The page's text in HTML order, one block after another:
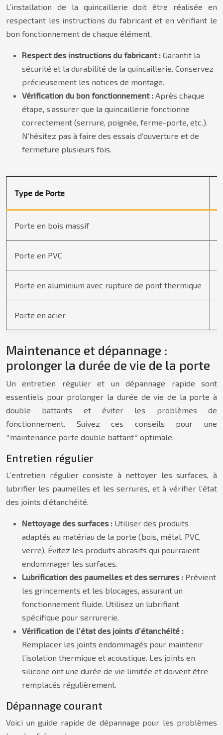
L’installation de la quincaillerie doit être réalisée en
respectant les instructions du fabricant et en vérifiant le
bon fonctionnement de chaque élément.
Respect des instructions du fabricant : Garantit la
sécurité et la durabilité de la quincaillerie. Conservez
précieusement les notices de montage.
Vérification du bon fonctionnement : Après chaque
étape, s’assurer que la quincaillerie fonctionne
correctement (serrure, poignée, ferme-porte, etc.).
N’hésitez pas à faire des essais d’ouverture et de
fermeture plusieurs fois.
Type de Porte
Porte en bois massif
Porte en PVC
Porte en aluminium avec rupture de pont thermique
Porte en acier
Maintenance et dépannage :
prolonger la durée de vie de la porte
Un entretien régulier et un dépannage rapide sont
essentiels pour prolonger la durée de vie de la porte à
double battants et éviter les problèmes de
fonctionnement. Suivez ces conseils pour une
*maintenance porte double battant* optimale.
Entretien régulier
L’entretien régulier consiste à nettoyer les surfaces, à
lubrifier les paumelles et les serrures, et à vérifier l’état
des joints d’étanchéité.
Nettoyage des surfaces : Utiliser des produits
adaptés au matériau de la porte (bois, métal, PVC,
verre). Évitez les produits abrasifs qui pourraient
endommager les surfaces.
Lubrification des paumelles et des serrures : Prévient
les grincements et les blocages, assurant un
fonctionnement fluide. Utilisez un lubrifiant
spécifique pour serrurerie.
Vérification de l’état des joints d’étanchéité :
Remplacer les joints endommagés pour maintenir
l’isolation thermique et acoustique. Les joints en
silicone ont une durée de vie limitée et doivent être
remplacés régulièrement.
Dépannage courant
Voici un guide rapide de dépannage pour les problèmes